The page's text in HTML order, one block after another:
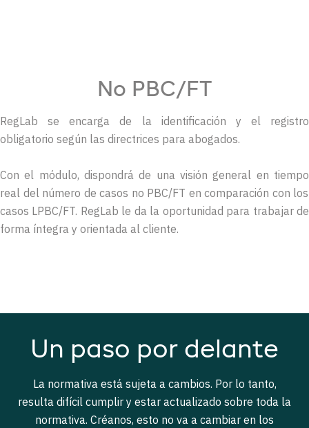
No PBC/FT
RegLab se encarga de la identificación y el registro
obligatorio según las directrices para abogados.
Con el módulo, dispondrá de una visión general en tiempo
real del número decasos no PBC/FT encomparación con los
casos LPBC/FT. RegLab le da la oportunidad para trabajarde
forma íntegra y orientada al cliente.
Un paso por delante
La normativa está sujeta a cambios. Por lo tanto,
resulta difícil cumplir y estar actualizado sobre toda la
normativa. Créanos, esto no va a cambiar en los